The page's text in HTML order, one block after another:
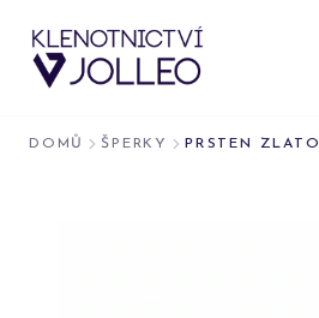
DOMŮ ŠPERKY PRSTEN ZLATO